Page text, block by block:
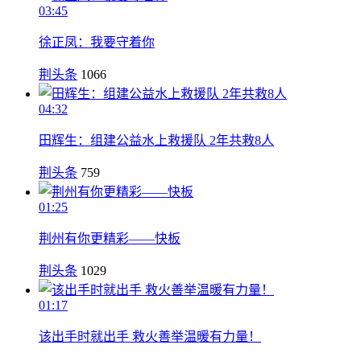
03:45
徐正凤：我要守着你
荆头条 1066
04:32
田辉生：组建公益水上救援队 2年共救8人
荆头条 759
01:25
荆州有你更精彩——快板
荆头条 1029
01:17
该出手时就出手 救火善举温暖有力量！